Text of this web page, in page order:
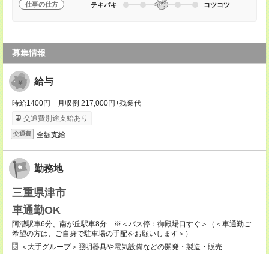
仕事の仕方 テキパキ コツコツ
募集情報
給与
時給1400円 月収例 217,000円+残業代
交通費別途支給あり
交通費 全額支給
勤務地
三重県津市
車通勤OK
阿漕駅車6分、南が丘駅車8分 ※＜バス停：御殿場口すぐ＞（＜車通勤ご
希望の方は、ご自身で駐車場の手配をお願いします＞）
＜大手グループ＞照明器具や電気設備などの開発・製造・販売